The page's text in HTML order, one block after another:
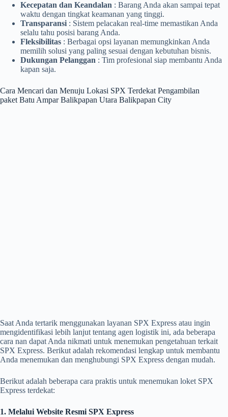
Kecepatan dan Keandalan : Barang Anda akan sampai tepat
waktu dengan tingkat keamanan yang tinggi.
Transparansi : Sistem pelacakan real-time memastikan Anda
selalu tahu posisi barang Anda.
Fleksibilitas : Berbagai opsi layanan memungkinkan Anda
memilih solusi yang paling sesuai dengan kebutuhan bisnis.
Dukungan Pelanggan : Tim profesional siap membantu Anda
kapan saja.
Cara Mencari dan Menuju Lokasi SPX Terdekat Pengambilan
paket Batu Ampar Balikpapan Utara Balikpapan City
Saat Anda tertarik menggunakan layanan SPX Express atau ingin
mengidentifikasi lebih lanjut tentang agen logistik ini, ada beberapa
cara nan dapat Anda nikmati untuk menemukan pengetahuan terkait
SPX Express. Berikut adalah rekomendasi lengkap untuk membantu
Anda menemukan dan menghubungi SPX Express dengan mudah.
Berikut adalah beberapa cara praktis untuk menemukan loket SPX
Express terdekat:
1. Melalui Website Resmi SPX Express